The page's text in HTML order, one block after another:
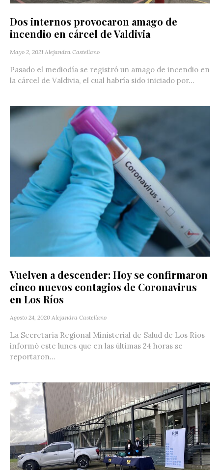
Dos internos provocaron amago de
incendio en cárcel de Valdivia
Mayo 2, 2021 Alejandra Castellano
Pasado el mediodía se registró un amago de incendio en
la cárcel de Valdivia, el cual habría sido iniciado por...
Vuelven a descender: Hoy se confirmaron
cinco nuevos contagios de Coronavirus
en Los Ríos
Agosto 24, 2020 Alejandra Castellano
La Secretaría Regional Ministerial de Salud de Los Ríos
informó este lunes que en las últimas 24 horas se
reportaron...